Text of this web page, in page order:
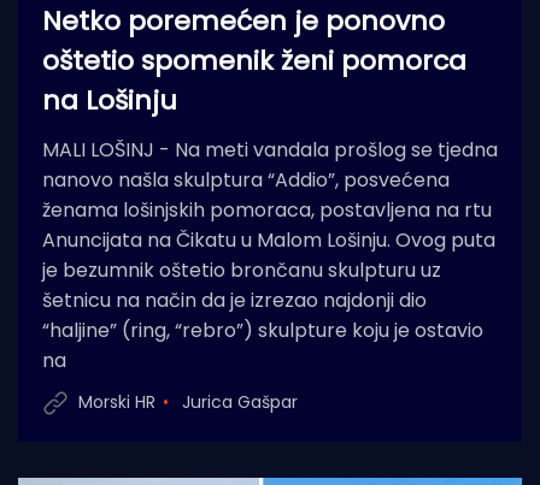
Netko poremećen je ponovno
oštetio spomenik ženi pomorca
na Lošinju
MALI LOŠINJ - Na meti vandala prošlog se tjedna
nanovo našla skulptura “Addio”, posvećena
ženama lošinjskih pomoraca, postavljena na rtu
Anuncijata na Čikatu u Malom Lošinju. Ovog puta
je bezumnik oštetio brončanu skulpturu uz
šetnicu na način da je izrezao najdonji dio
“haljine” (ring, “rebro”) skulpture koju je ostavio
na
Morski HR Jurica Gašpar